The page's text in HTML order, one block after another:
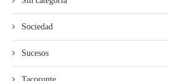
Sociedad
Sucesos